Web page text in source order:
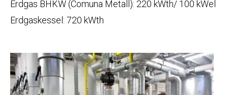
Erdgas BHKW (Comuna Metall): 220 kWth/ 100 kWel
Erdgaskessel: 720 kWth